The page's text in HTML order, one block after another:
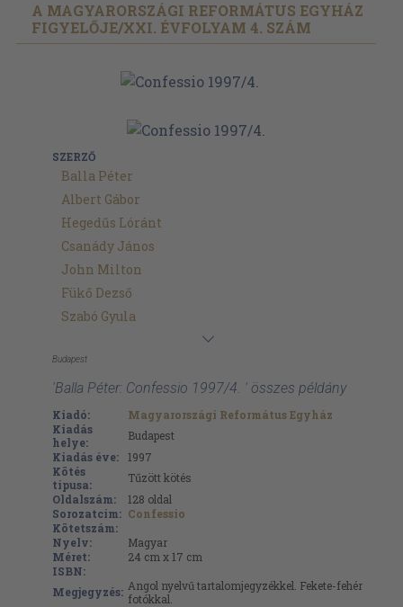
A MAGYARORSZÁGI REFORMÁTUS EGYHÁZ
FIGYELŐJE/XXI. ÉVFOLYAM 4. SZÁM
SZERZŐ
Balla Péter
Albert Gábor
Hegedűs Lóránt
Csanády János
John Milton
Fükő Dezső
Szabó Gyula
Budapest
'Balla Péter: Confessio 1997/4. ' összes példány
Kiadó:
Magyarországi Református Egyház
Kiadás
helye:
Budapest
Kiadás éve:
1997
Kötés
típusa:
Tűzött kötés
Oldalszám:
128 oldal
Sorozatcím: Confessio
Kötetszám:
Nyelv:
Magyar
Méret:
24 cm x 17 cm
ISBN:
Megjegyzés: Angol nyelvű tartalomjegyzékkel. Fekete-fehér
fotókkal.